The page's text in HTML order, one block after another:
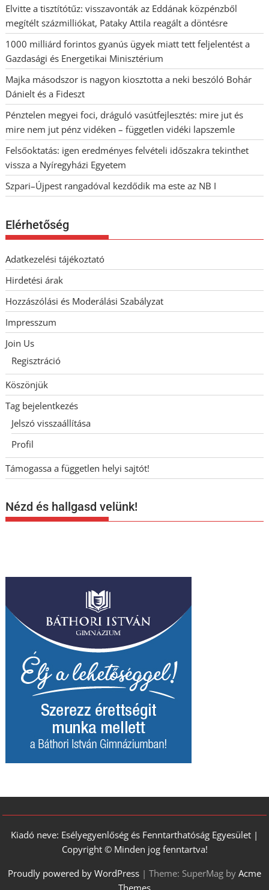
Elvitte a tisztítótűz: visszavonták az Eddának közpénzből
megítélt százmilliókat, Pataky Attila reagált a döntésre
1000 milliárd forintos gyanús ügyek miatt tett feljelentést a
Gazdasági és Energetikai Minisztérium
Majka másodszor is nagyon kiosztotta a neki beszóló Bohár
Dánielt és a Fideszt
Pénztelen megyei foci, dráguló vasútfejlesztés: mire jut és
mire nem jut pénz vidéken – független vidéki lapszemle
Felsőoktatás: igen eredményes felvételi időszakra tekinthet
vissza a Nyíregyházi Egyetem
Szpari–Újpest rangadóval kezdődik ma este az NB I
Elérhetőség
Adatkezelési tájékoztató
Hirdetési árak
Hozzászólási és Moderálási Szabályzat
Impresszum
Join Us
Regisztráció
Köszönjük
Tag bejelentkezés
Jelszó visszaállítása
Profil
Támogassa a független helyi sajtót!
Nézd és hallgasd velünk!
Kiadó neve: Esélyegyenlőség és Fenntarthatóság Egyesület |
Copyright © Minden jog fenntartva!
Proudly powered by WordPress | Theme: SuperMag by Acme